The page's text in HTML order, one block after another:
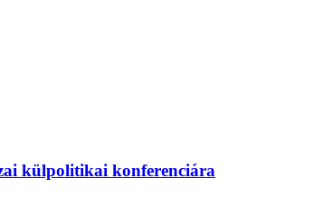
külpolitikai konferenciára